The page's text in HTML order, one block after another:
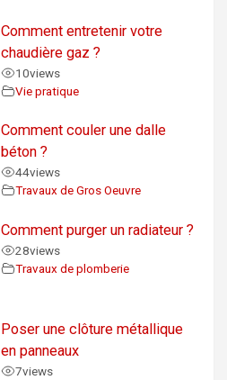
Comment entretenir votre
chaudière gaz ?
10views
Vie pratique
Comment couler une dalle
béton ?
44views
Travaux de Gros Oeuvre
Comment purger un radiateur ?
28views
Travaux de plomberie
Poser une clôture métallique
en panneaux
7views